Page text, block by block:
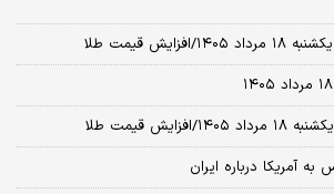
قیمت طلا
آمریکا درباره ایران